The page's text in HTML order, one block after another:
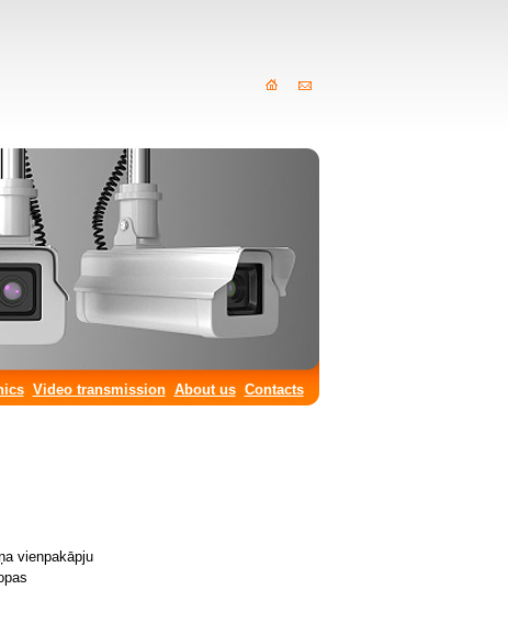
Video transmission About us Contacts
vienpakāpju